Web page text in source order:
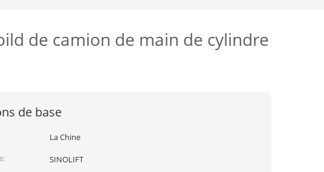
de camion de main de cylindre
de base
La Chine
SINOLIFT